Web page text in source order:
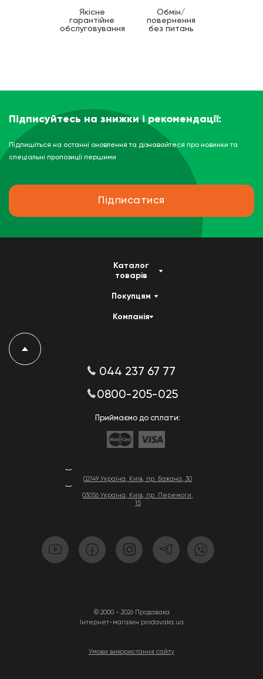
Якісне
гарантійне
обслуговування
Обмін/
повернення
без питань
Підписуйтесь на знижки і рекомендації:
Підпишіться на останні оновлення та дізнавайтеся про новинки та
спеціальні пропозиції першими
Підписатися
02149 Україна, Київ, пр. Бажана, 30
03056 Україна, Київ, пр. Перемоги,
15
© 2000 - 2026 Продавака
Інтернет-магазин prodavaka.ua
Умови використання сайту
Каталог
товарів
Покупцям
Компанія
044 237 67 77
0800-205-025
Приймаємо до сплати: